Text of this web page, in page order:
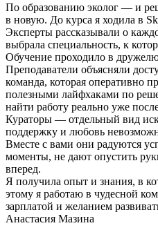
По образованию эколог — и
в новую. До курса я ходила в
Эксперты рассказывали о
выбрала специальность, к
Обучение проходило в
Преподаватели объясняли
команда, которая оперативно
полезными лайфхаками по
найти работу реально уже
Кураторы — отдельный вид
поддержку и любовь
Вместе с вами они радуются
моменты, не дают опустить
вперед.
Я получила опыт и знания, в
этому я работаю в чудесной
зарплатой и желанием
Анастасия Мазина